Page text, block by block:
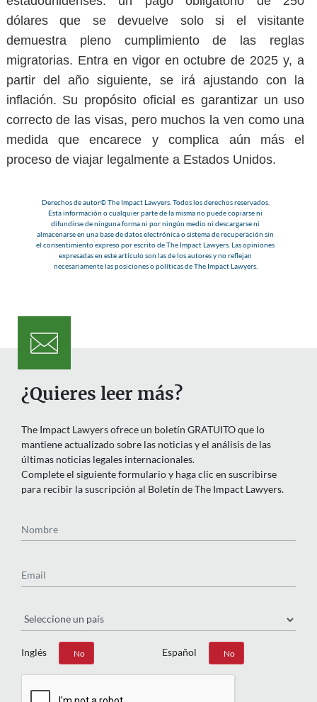
dólares que se devuelve solo si el visitante
demuestra pleno cumplimiento de las reglas
migratorias. Entra en vigor en octubre de 2025 y, a
partir del año siguiente, se irá ajustando con la
inflación. Su propósito oficial es garantizar un uso
correcto de las visas, pero muchos la ven como una
medida que encarece y complica aún más el
proceso de viajar legalmente a Estados Unidos.
Derechos de autor© The Impact Lawyers. Todos los derechos reservados.
Esta información o cualquier parte de la misma no puede copiarse ni
difundirse de ninguna forma ni por ningún medio ni descargarse ni
almacenarse en una base de datos electrónica o sistema de recuperación sin
el consentimiento expreso por escrito de The Impact Lawyers. Las opiniones
expresadas en este artículo son las de los autores y no reflejan
necesariamente las posiciones o políticas de The Impact Lawyers.
¿Quieres leer más?
The Impact Lawyers ofrece un boletín GRATUITO que lo
mantiene actualizado sobre las noticias y el análisis de las
últimas noticias legales internacionales.
Complete el siguiente formulario y haga clic en suscribirse
para recibir la suscripción al Boletín de The Impact Lawyers.
Inglés
Sí No Español
Sí No